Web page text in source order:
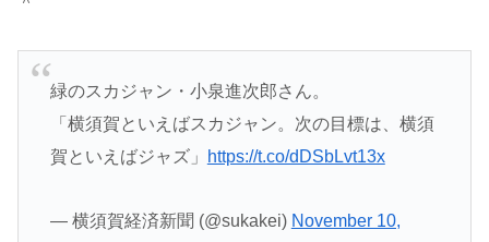
緑のスカジャン・小泉進次郎さん。
「横須賀といえばスカジャン。次の目標は、横須
賀といえばジャズ」
https://t.co/dDSbLvt13x
— 横須賀経済新聞 (@sukakei) November 10,